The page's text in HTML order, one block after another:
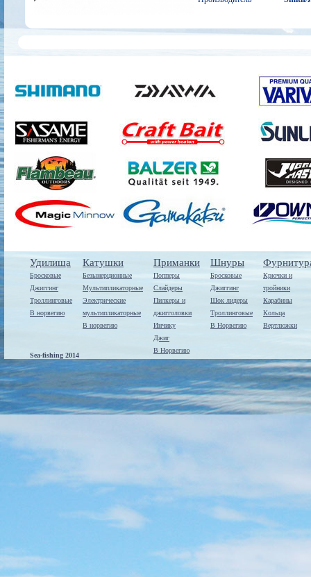
Удилища
Бросковые
Джиггинг
Троллинговые
В норвегию
Катушки
Безынерционные
Мультипликаторные
Электрические
мультипликаторные
В норвегию
Приманки
Попперы
Слайдеры
Пилкеры и
джигголовки
Инчику
Джиг
В Норвегию
Шнуры
Бросковые
Джиггинг
Шок лидеры
Троллинговые
В Норвегию
Крючки и
тройники
Карабины
Кольца
Вертлюжки
Sea-fishing 2014